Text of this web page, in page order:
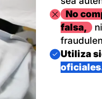
Imagen
No
falsa,
Imagen
Utiliza